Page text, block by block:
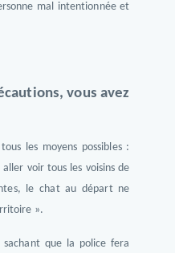
mal intentionnée et
vous avez
les moyens possibles :
voir tous les voisins de
le chat au départ ne
».
que la police fera